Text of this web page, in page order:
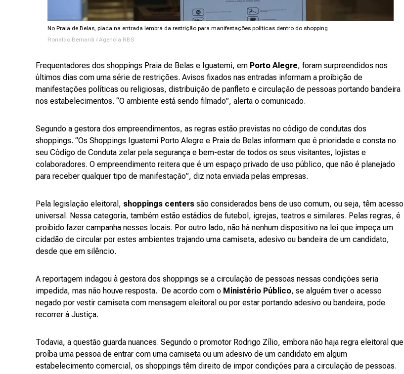
No Praia de Belas, placa na entrada lembra da restrição para manifestações políticas dentro do shopping
Ronaldo Bernardi / Agencia RBS
Frequentadores dos shoppings Praia de Belas e Iguatemi, em Porto Alegre, foram surpreendidos nos
últimos dias com uma série de restrições. Avisos fixados nas entradas informam a proibição de
manifestações políticas ou religiosas, distribuição de panfleto e circulação de pessoas portando bandeira
nos estabelecimentos. “O ambiente está sendo filmado”, alerta o comunicado.
Segundo a gestora dos empreendimentos, as regras estão previstas no código de condutas dos
shoppings. “Os Shoppings Iguatemi Porto Alegre e Praia de Belas informam que é prioridade e consta no
seu Código de Conduta zelar pela segurança e bem-estar de todos os seus visitantes, lojistas e
colaboradores. O empreendimento reitera que é um espaço privado de uso público, que não é planejado
para receber qualquer tipo de manifestação”, diz nota enviada pelas empresas.
Pela legislação eleitoral, shoppings centers são considerados bens de uso comum, ou seja, têm acesso
universal. Nessa categoria, também estão estádios de futebol, igrejas, teatros e similares. Pelas regras, é
proibido fazer campanha nesses locais. Por outro lado, não há nenhum dispositivo na lei que impeça um
cidadão de circular por estes ambientes trajando uma camiseta, adesivo ou bandeira de um candidato,
desde que em silêncio.
A reportagem indagou à gestora dos shoppings se a circulação de pessoas nessas condições seria
impedida, mas não houve resposta. De acordo com o Ministério Público, se alguém tiver o acesso
negado por vestir camiseta com mensagem eleitoral ou por estar portando adesivo ou bandeira, pode
recorrer à Justiça.
Todavia, a questão guarda nuances. Segundo o promotor Rodrigo Zílio, embora não haja regra eleitoral que
proíba uma pessoa de entrar com uma camiseta ou um adesivo de um candidato em algum
estabelecimento comercial, os shoppings têm direito de impor condições para a circulação de pessoas.